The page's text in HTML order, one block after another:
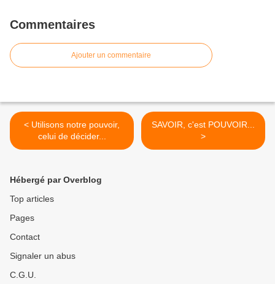
Commentaires
Ajouter un commentaire
< Utilisons notre pouvoir,
celui de décider...
SAVOIR, c'est POUVOIR...
>
Hébergé par Overblog
Top articles
Pages
Contact
Signaler un abus
C.G.U.